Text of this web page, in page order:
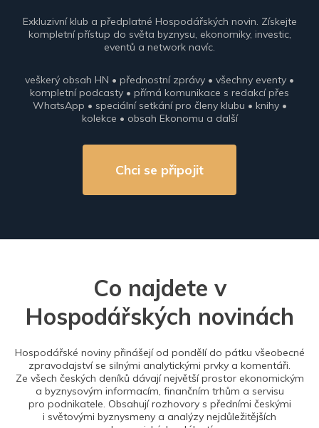
Exkluzivní klub a předplatné Hospodářských novin. Získejte
kompletní přístup do světa byznysu, ekonomiky, investic,
eventů a network navíc.
veškerý obsah HN • přednostní zprávy • všechny eventy •
kompletní podcasty • přímá komunikace s redakcí přes
WhatsApp • speciální setkání pro členy klubu • knihy •
kolekce • obsah Ekonomu a další
Chci se připojit
Co najdete v
Hospodářských novinách
Hospodářské noviny přinášejí od pondělí do pátku všeobecné
zpravodajství se silnými analytickými prvky a komentáři.
Ze všech českých deníků dávají největší prostor ekonomickým
a byznysovým informacím, finančním trhům a servisu
pro podnikatele. Obsahují rozhovory s předními českými
i světovými byznysmeny a analýzy nejdůležitějších